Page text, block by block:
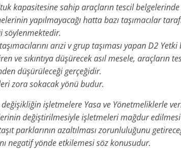
kapasitesine sahip araçların tescil
yapılmayacağı hatta bazı taşımacılar
söylenmektedir.
arızi v grup taşıması yapan D2
ve sıkıntıya düşürecek asıl mesele, araçların
düşürüleceği gerçeğidir.
zora sokacak yönü budur.
değişikliğin işletmelere Yasa ve Yönetmeliklerle
değiştirilmesiyle işletmeleri mağdur
parklarının azaltılması zorunluluğunu
negatif yönde etkilemesi söz konusudur.